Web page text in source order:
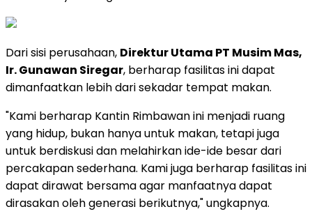
Dari sisi perusahaan, Direktur Utama PT Musim Mas,
Ir. Gunawan Siregar, berharap fasilitas ini dapat
dimanfaatkan lebih dari sekadar tempat makan.
"Kami berharap Kantin Rimbawan ini menjadi ruang
yang hidup, bukan hanya untuk makan, tetapi juga
untuk berdiskusi dan melahirkan ide-ide besar dari
percakapan sederhana. Kami juga berharap fasilitas ini
dapat dirawat bersama agar manfaatnya dapat
dirasakan oleh generasi berikutnya," ungkapnya.